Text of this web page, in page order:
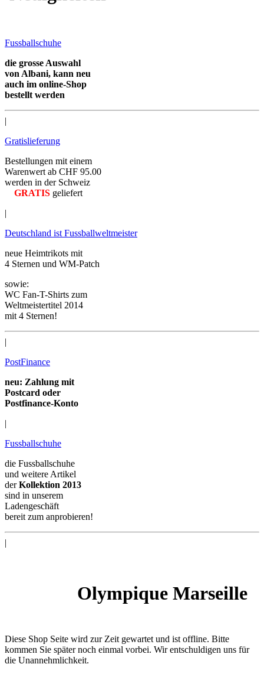
Fussballschuhe
die grosse Auswahl
von Albani, kann neu
auch im online-Shop
bestellt werden
|
Gratislieferung
Bestellungen mit einem
Warenwert ab CHF 95.00
werden in der Schweiz
GRATIS geliefert
|
Deutschland ist Fussballweltmeister
neue Heimtrikots mit
4 Sternen und WM-Patch
sowie:
WC Fan-T-Shirts zum
Weltmeistertitel 2014
mit 4 Sternen!
|
PostFinance
neu: Zahlung mit
Postcard oder
Postfinance-Konto
|
Fussballschuhe
die Fussballschuhe
und weitere Artikel
derKollektion 2013
sind in unserem
Ladengeschäft
bereit zum anprobieren!
|
Olympique Marseille
Diese Shop Seite wird zur Zeit gewartet und ist offline. Bitte
kommen Sie später noch einmal vorbei. Wir entschuldigen uns für
die Unannehmlichkeit.